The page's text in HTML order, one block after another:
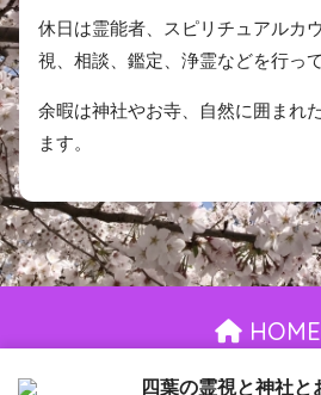
休日は霊能者、スピリチュアルカ
視、相談、鑑定、浄霊などを行っ
余暇は神社やお寺、自然に囲まれ
ます。
HOME
お問い合わせ 御依頼について